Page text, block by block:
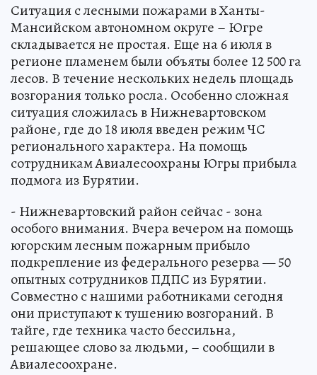
Ситуация с лесными пожарами в Ханты-
Мансийском автономном округе – Югре
складывается не простая. Еще на 6 июля в
регионе пламенем были объяты более 12 500 га
лесов. В течение нескольких недель площадь
возгорания только росла. Особенно сложная
ситуация сложилась в Нижневартовском
районе, где до 18 июля введен режим ЧС
регионального характера. На помощь
сотрудникам Авиалесоохраны Югры прибыла
подмога из Бурятии.
- Нижневартовский район сейчас - зона
особого внимания. Вчера вечером на помощь
югорским лесным пожарным прибыло
подкрепление из федерального резерва — 50
опытных сотрудников ПДПС из Бурятии.
Совместно с нашими работниками сегодня
они приступают к тушению возгораний. В
тайге, где техника часто бессильна,
решающее слово за людьми, – сообщили в
Авиалесоохране.